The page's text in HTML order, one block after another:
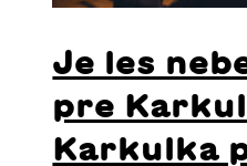
Je les
pre
Karkulka